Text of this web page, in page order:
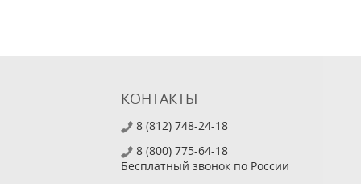
КОНТАКТЫ
8 (812) 748-24-18
8 (800) 775-64-18
Бесплатный звонок по России